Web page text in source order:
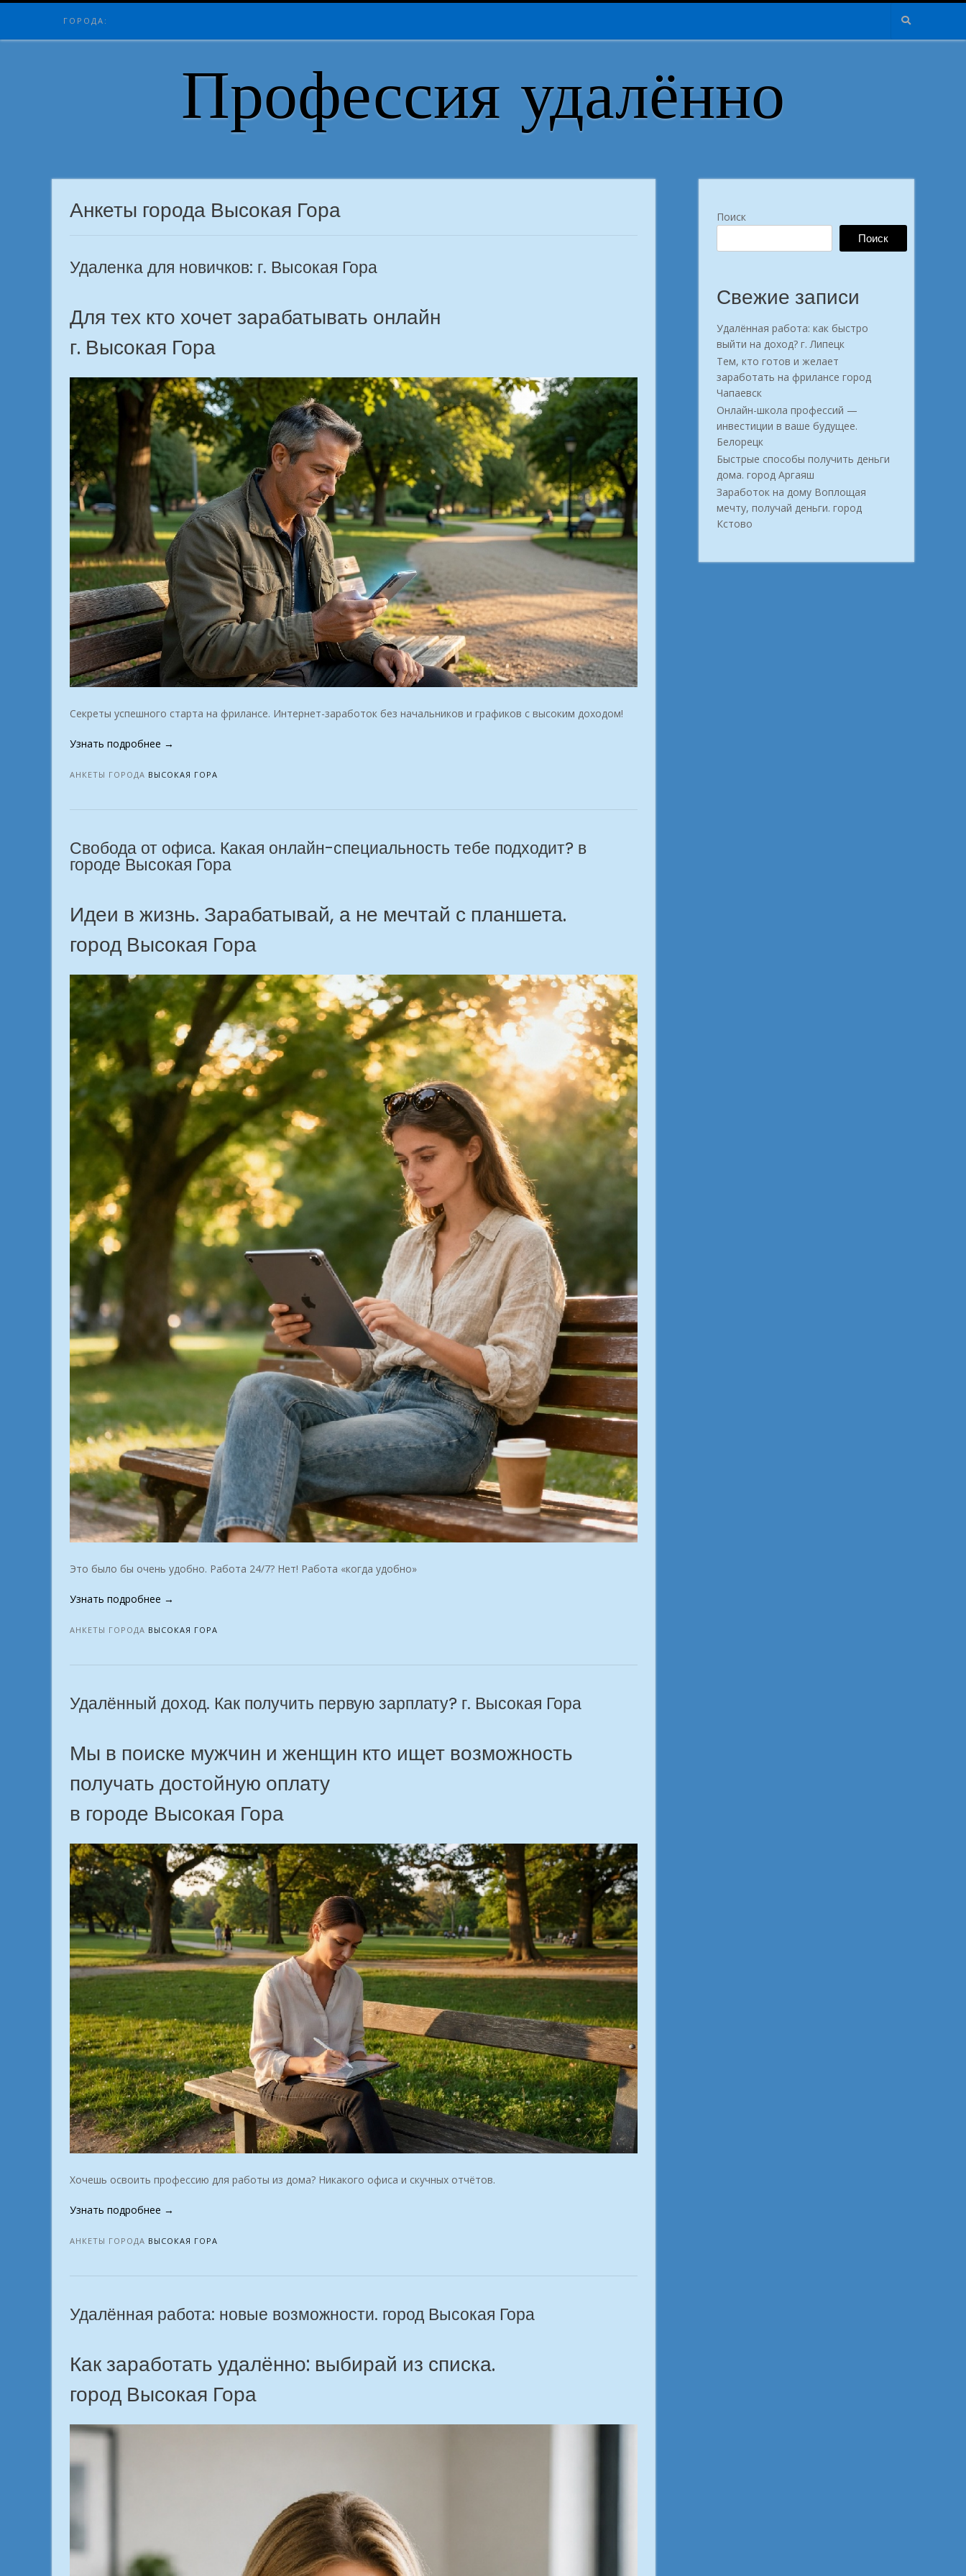
Skip
content
ГОРОДА:
Профессия удалённо
Анкеты города Высокая Гора
Удаленка для новичков: г. Высокая Гора
Для тех кто хочет зарабатывать онлайн
г. Высокая Гора
Секреты успешного старта на фрилансе. Интернет-заработок без начальников и графиков с высоким доходом!
Узнать подробнее «Удаленка
новичков:
Высокая
→
АНКЕТЫ ГОРОДА ВЫСОКАЯ ГОРА
Свобода от офиса. Какая онлайн-специальность тебе подходит? в
городе Высокая Гора
Идеи в жизнь. Зарабатывай, а не мечтай с планшета.
город Высокая Гора
Это было бы очень удобно. Работа 24/7? Нет! Работа «когда удобно»
Узнать подробнее «Свобода
офиса.
онлайн-
подходит?
Высокая
→
АНКЕТЫ ГОРОДА ВЫСОКАЯ ГОРА
Удалённый доход. Как получить первую зарплату? г. Высокая Гора
Мы в поиске мужчин и женщин кто ищет возможность
получать достойную оплату
в городе Высокая Гора
Хочешь освоить профессию для работы из дома? Никакого офиса и скучных отчётов.
Узнать подробнее «Удалённый
Как
первую
Высокая
→
АНКЕТЫ ГОРОДА ВЫСОКАЯ ГОРА
Удалённая работа: новые возможности. город Высокая Гора
Как заработать удалённо: выбирай из списка.
город Высокая Гора
Поиск
Поиск
Свежие записи
Удалённая работа: как быстро
выйти на доход? г. Липецк
Тем, кто готов и желает
заработать на фрилансе город
Чапаевск
Онлайн-школа профессий —
инвестиции в ваше будущее.
Белорецк
Быстрые способы получить деньги
дома. город Аргаяш
Заработок на дому Воплощая
мечту, получай деньги. город
Кстово